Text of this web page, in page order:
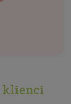
klienci